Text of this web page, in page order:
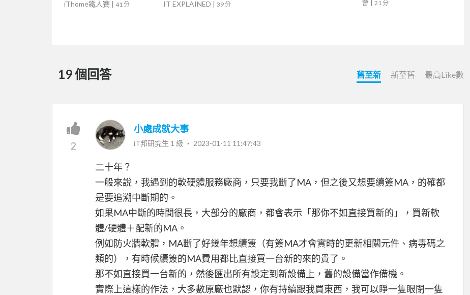
iThome鐵人賽 | 41 分 IT EXPLAINED | 39 分
會 | 21 分
19 個回答 舊至新 新至舊 最高Like數
2
小處成就大事
iT邦研究生 1 級 ‧ 2023-01-11 11:47:43
二十年？
一般來說，我遇到的軟硬體服務廠商，只要我斷了MA，但之後又想要續簽MA，的確都
是要追溯中斷期的。
如果MA中斷的時間很長，大部分的廠商，都會表示「那你不如直接買新的」，買新軟
體/硬體＋配新的MA。
例如防火牆軟體，MA斷了好幾年想續簽（有簽MA才會實時的更新相關元件、病毒碼之
類的），有時候續簽的MA費用都比直接買一台新的來的貴了。
那不如直接買一台新的，然後匯出所有設定到新設備上，舊的設備當作備機。
實際上這樣的作法，大多數原廠也默認，你有持續跟我買東西，我可以睜一隻眼閉一隻